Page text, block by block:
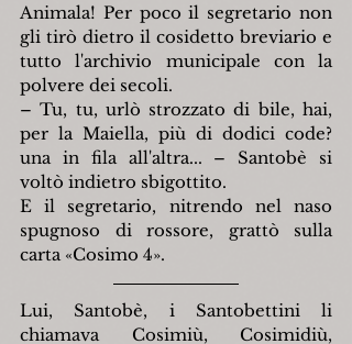
Animala! Per poco il segretario non
gli tirò dietro il cosidetto breviario e
tutto l'archivio municipale con la
polvere dei secoli.
– Tu, tu, urlò strozzato di bile, hai,
per la Maiella, più di dodici code?
una in fila all'altra... – Santobè si
voltò indietro sbigottito.
E il segretario, nitrendo nel naso
spugnoso di rossore, grattò sulla
carta «Cosimo 4».
Lui, Santobè, i Santobettini li
chiamava Cosimiù, Cosimidiù,